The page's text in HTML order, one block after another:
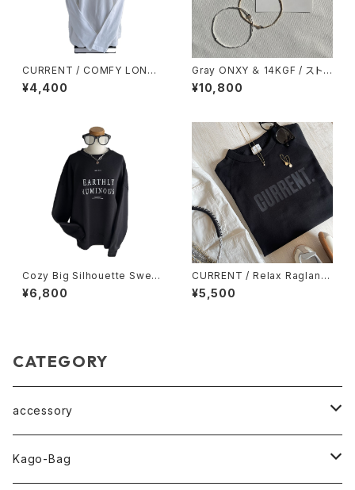
CURRENT / COMFY LONG
SLEEVE / ロングスリーブTシャ
ツ
¥4,400
Gray ONXY ＆ 14KGF / ストレ
ッチ ループ アンクレット
¥10,800
Cozy Big Silhouette Sweat
/ Black
¥6,800
CURRENT / Relax Raglan sl
eeve / 7分袖Tシャツ / BLAC
K
¥5,500
CATEGORY
accessory
pearl Collection
Kago-Bag